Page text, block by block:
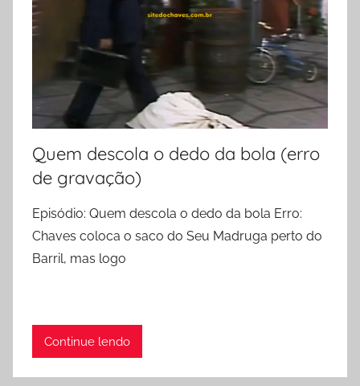
Quem descola o dedo da bola (erro
de gravação)
Episódio: Quem descola o dedo da bola Erro:
Chaves coloca o saco do Seu Madruga perto do
Barril, mas logo
Continue lendo